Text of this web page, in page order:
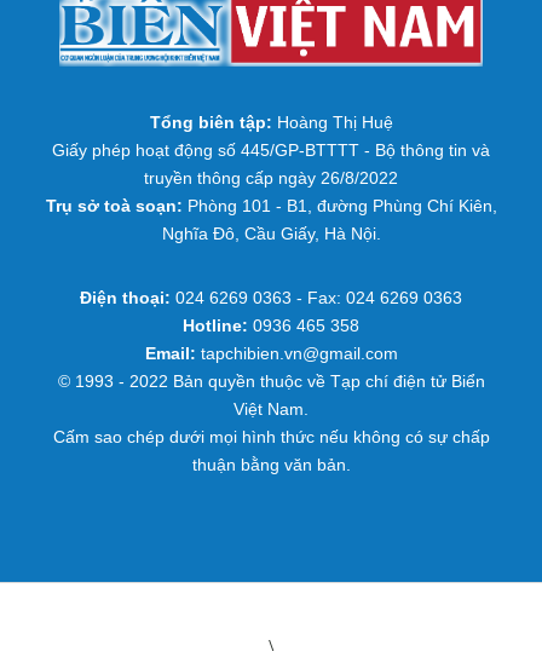
Tổng biên tập: Hoàng Thị Huệ
Giấy phép hoạt động số 445/GP-BTTTT - Bộ thông tin và
truyền thông cấp ngày 26/8/2022
Trụ sở toà soạn: Phòng 101 - B1, đường Phùng Chí Kiên,
Nghĩa Đô, Cầu Giấy, Hà Nội.
Điện thoại: 024 6269 0363 - Fax: 024 6269 0363
Hotline: 0936 465 358
Email: tapchibien.vn@gmail.com
© 1993 - 2022 Bản quyền thuộc về Tạp chí điện tử Biển
Việt Nam.
Cấm sao chép dưới mọi hình thức nếu không có sự chấp
thuận bằng văn bản.
\